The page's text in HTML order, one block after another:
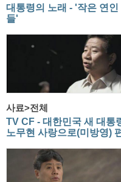
대통령의 노래 - '작은 연인
들'
사료>전체
TV CF - 대한민국 새 대통
노무현 사랑으로(미방영)